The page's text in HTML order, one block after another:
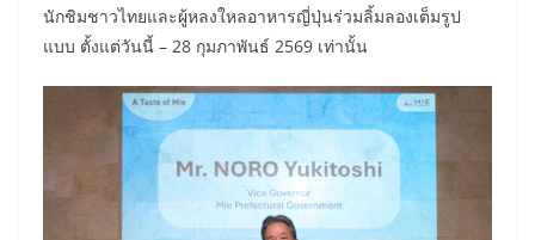
นักชิมชาวไทยและผู้หลงใหลอาหารญี่ปุ่นร่วมลิ้มลองเต็มรูป
แบบ ตั้งแต่วันนี้ – 28 กุมภาพันธ์ 2569 เท่านั้น